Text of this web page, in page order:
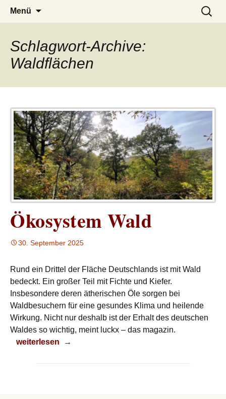
LUCKX
– das Magazin
Menü
Suchen
nach:
Schlagwort-Archive:
Waldflächen
Ökosystem Wald
30. September 2025
Rund ein Drittel der Fläche Deutschlands ist mit Wald
bedeckt. Ein großer Teil mit Fichte und Kiefer.
Insbesondere deren ätherischen Öle sorgen bei
Waldbesuchern für eine gesundes Klima und heilende
Wirkung. Nicht nur deshalb ist der Erhalt des deutschen
Waldes so wichtig, meint luckx – das magazin.
Ökosystem Wald
weiterlesen →